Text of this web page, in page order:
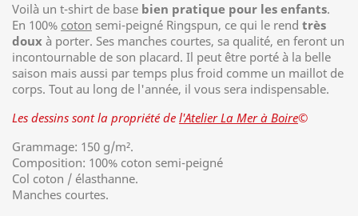
Voilà un t-shirt de base bien pratique pour les enfants.
En 100% coton semi-peigné Ringspun, ce qui le rend très
doux à porter. Ses manches courtes, sa qualité, en feront un
incontournable de son placard. Il peut être porté à la belle
saison mais aussi par temps plus froid comme un maillot de
corps. Tout au long de l'année, il vous sera indispensable.
Les dessins sont la propriété de l'Atelier La Mer à Boire©
Grammage: 150 g/m².
Composition: 100% coton semi-peigné
Col coton / élasthanne.
Manches courtes.